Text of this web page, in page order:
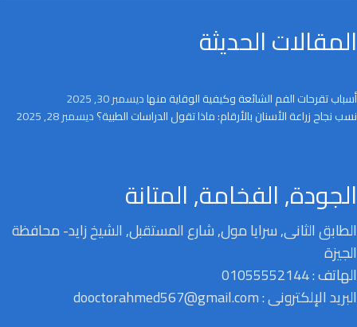
المقالات الحديثة
أسباب تقرحات الفم الشائعة وكيفية الوقاية منهاديسمبر 30, 2025
نسب نجاح زراعة الأسنان بالأرقام: ماذا تقول الدراسات الطبية؟ديسمبر 28, 2025
الجودة, الفخامة, المتانة
الطابق الثانى, سرايا مول, شارع المستقبل, الشيخ زايد- محافظة
الجيزة
الهاتف : 01055552144
البريد الإلكترونى : dooctorahmed567@gmail.com